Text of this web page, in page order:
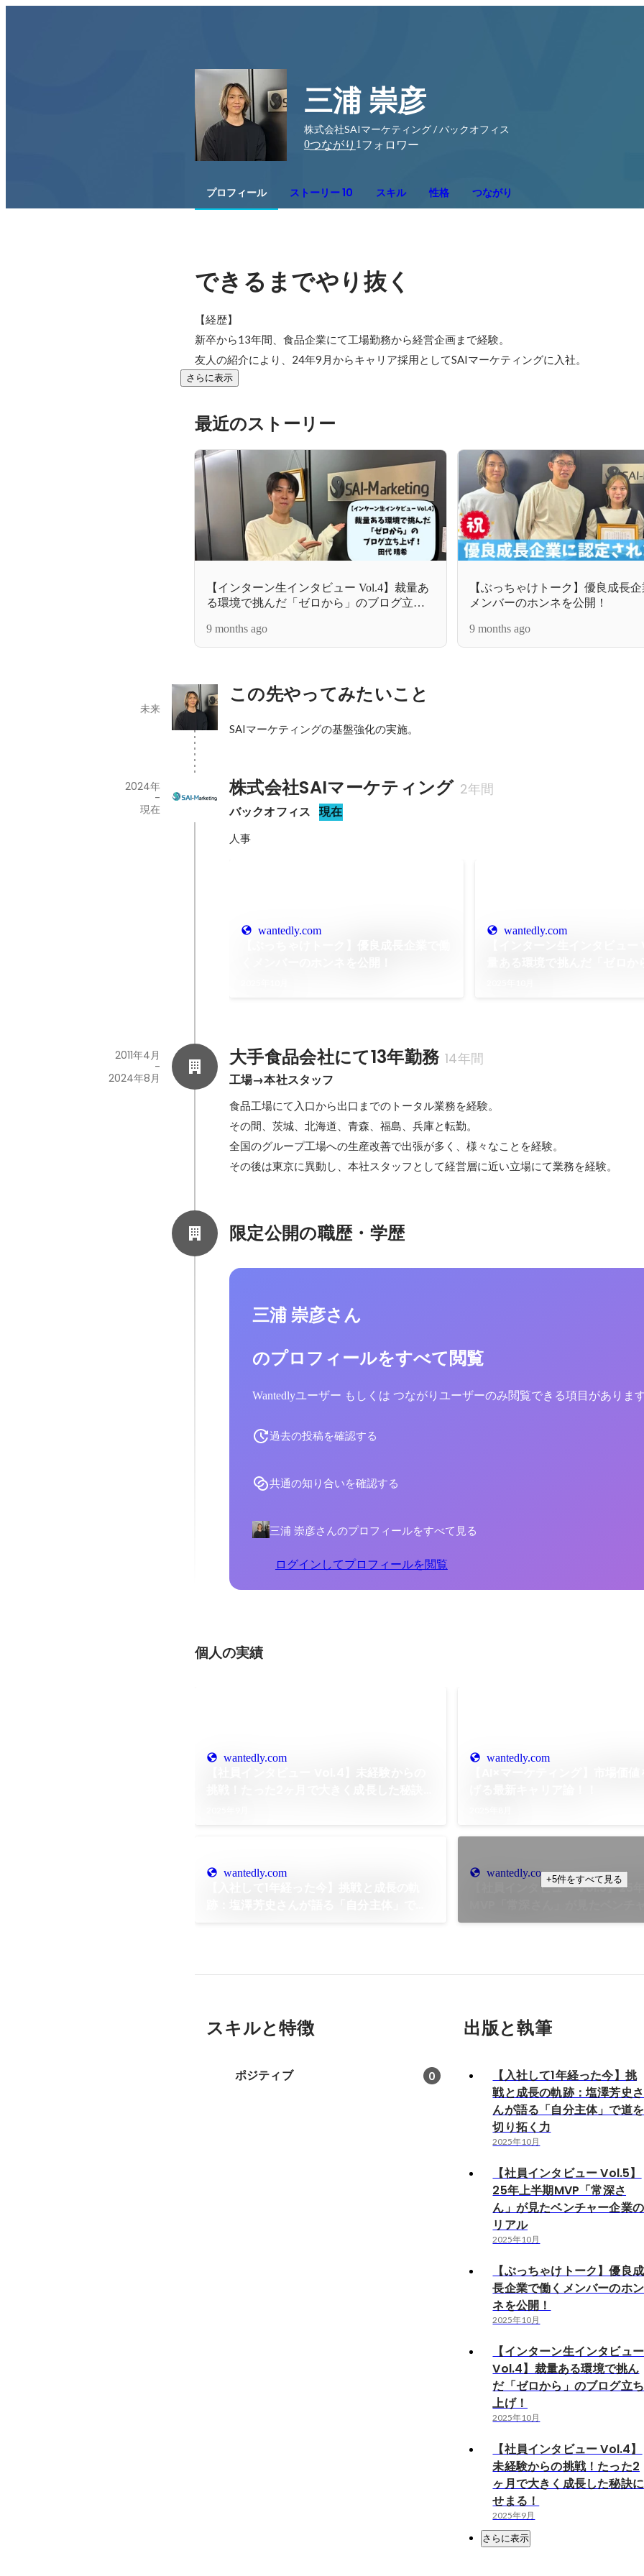
三浦 崇彦
株式会社SAIマーケティング / バックオフィス
0つながり 1 フォロワー
プロフィール ストーリー 10 スキル 性格 つながり
できるまでやり抜く
【経歴】
新卒から13年間、食品企業にて工場勤務から経営企画まで経験。
友人の紹介により、24年9月からキャリア採用としてSAIマーケティングに入社。
さらに表示
最近のストーリー
【インターン生インタビュー Vol.4】裁量あ
る環境で挑んだ「ゼロから」のブログ立ち
9 months ago
【ぶっちゃけトーク】優良成長
メンバーのホンネを公開！
9 months ago
この先やってみたいこと
未来
SAIマーケティングの基盤強化の実施。
株式会社SAIマーケティング 2年間
バックオフィス 現在
2024年
-
現在
人事
wantedly.com wantedly.com
大手食品会社にて13年勤務 14年間
工場→本社スタッフ
2011年4月
-
2024年8月
食品工場にて入口から出口までのトータル業務を経験。
その間、茨城、北海道、青森、福島、兵庫と転勤。
全国のグループ工場への生産改善で出張が多く、様々なことを経験。
その後は東京に異動し、本社スタッフとして経営層に近い立場にて業務を経験。
限定公開の職歴・学歴
三浦 崇彦さん
のプロフィールをすべて閲覧
Wantedlyユーザー もしくは つながりユーザーのみ閲覧できる項目がありま
過去の投稿を確認する
共通の知り合いを確認する
三浦 崇彦さんのプロフィールをすべて見る
ログインしてプロフィールを閲覧
個人の実績
wantedly.com wantedly.com
wantedly.com wantedly.com
【社員インタビュー Vol.5】25
リアル
+5件をすべて見る
スキルと特徴
ポジティブ 0
出版と執筆
【入社して1年経った今】挑
戦と成長の軌跡：塩澤芳史さ
んが語る「自分主体」で道を
切り拓く力
2025年10月
【社員インタビュー Vol.5】
25年上半期MVP「常深さ
ん」が見たベンチャー企業の
リアル
2025年10月
【ぶっちゃけトーク】優良成
長企業で働くメンバーのホン
ネを公開！
2025年10月
【インターン生インタビュー
Vol.4】裁量ある環境で挑ん
だ「ゼロから」のブログ立ち
上げ！
2025年10月
【社員インタビュー Vol.4】
未経験からの挑戦！たった2
ヶ月で大きく成長した秘訣に
せまる！
2025年9月
さらに表示